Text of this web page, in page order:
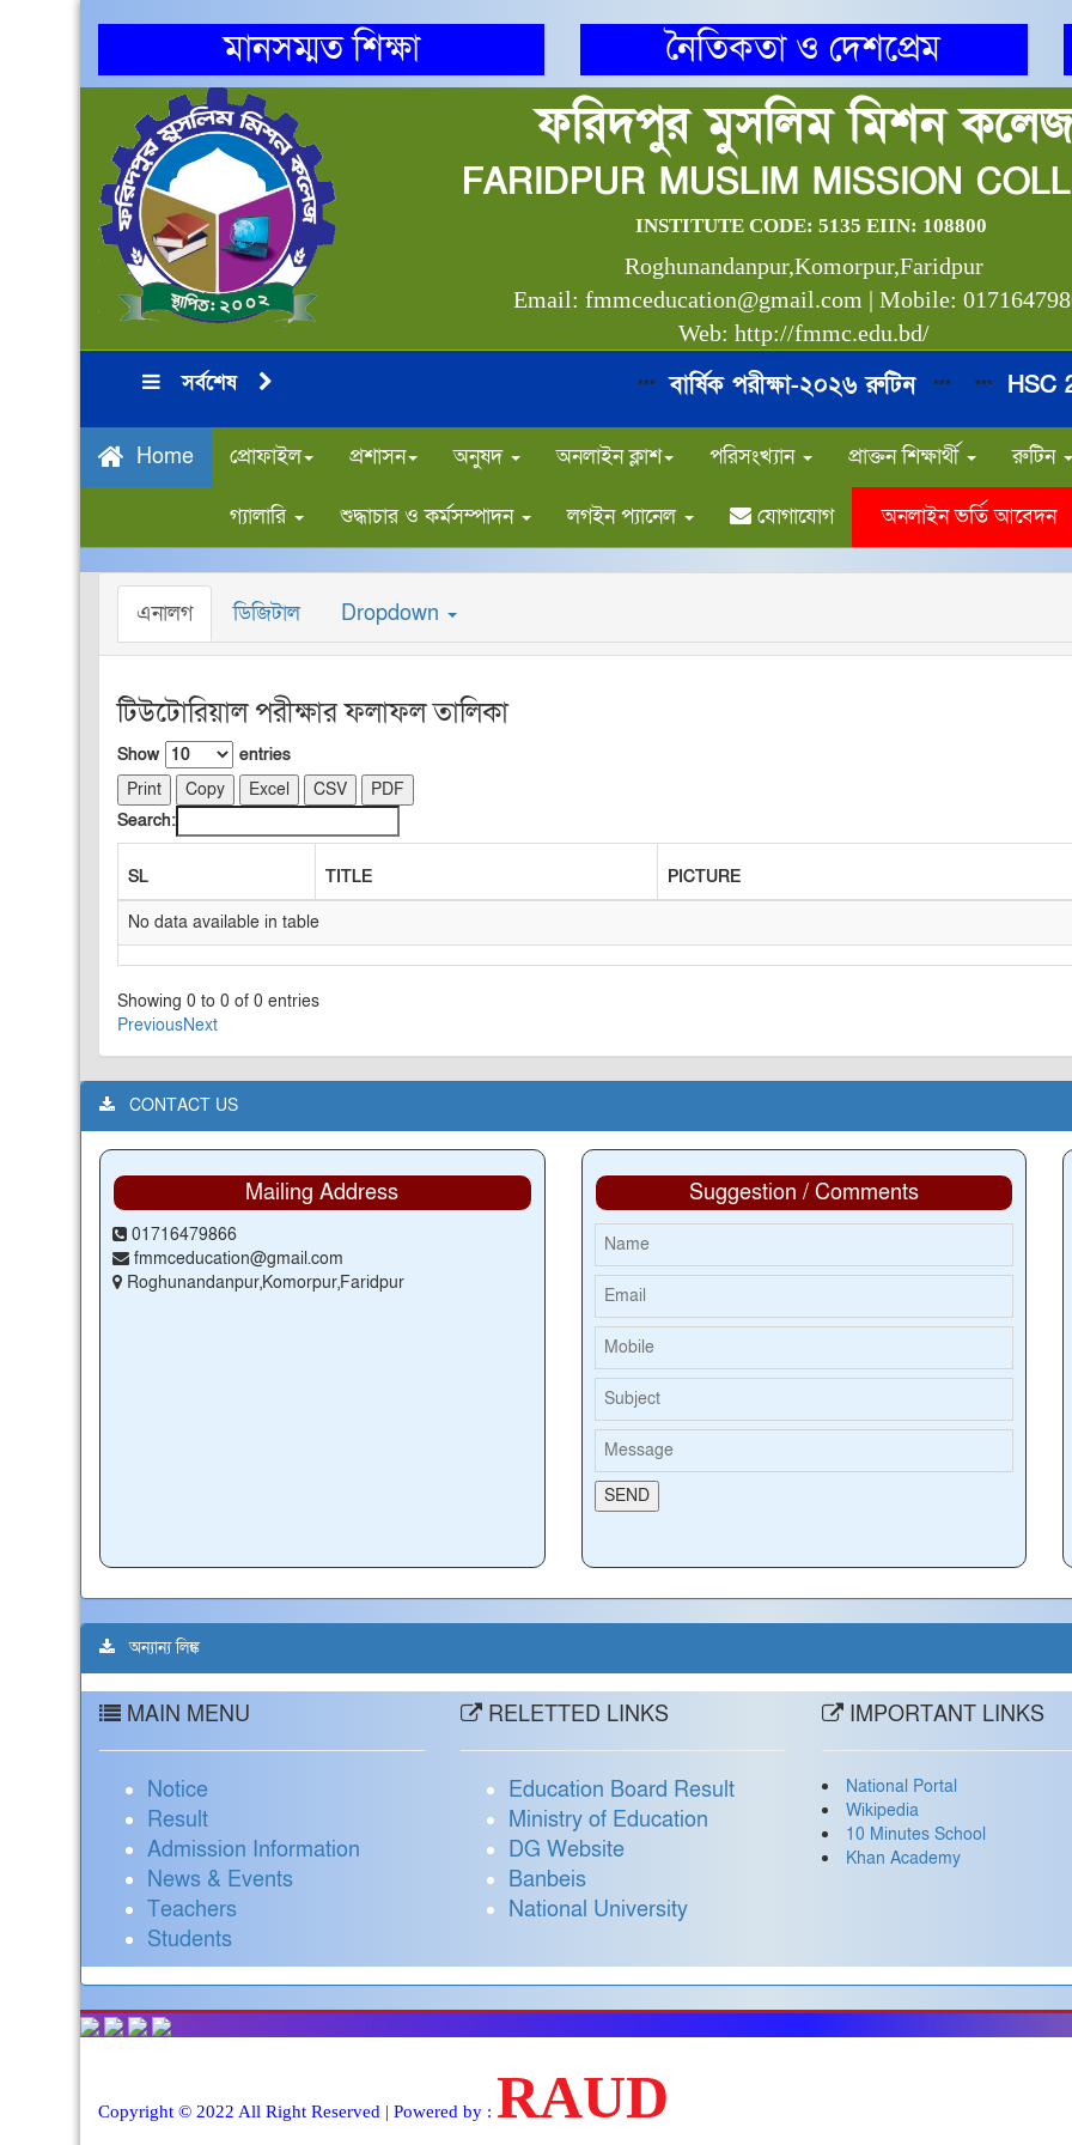
মানসম্মত শিক্ষা নৈতিকতা ও দেশপ্রেম
ফরিদপুর মুসলিম মিশন কলেজ
FARIDPUR MUSLIM MISSION
INSTITUTE CODE: 5135 EIIN: 108800
Roghunandanpur,Komorpur,Faridpur
Email: fmmceducation@gmail.com | Mobile:
Web: http://fmmc.edu.bd/
সর্বশেষ বার্ষিক পরীক্ষা-২০২৬ রুটিন*** *** HSC
Home প্রোফাইল প্রশাসন অনুষদ অনলাইন ক্লাশ পরিসংখ্যান প্রাক্তন শিক্ষার্থী রুটিন
গ্যালারি শুদ্ধাচার ও কর্মসম্পাদন লগইন প্যানেল যোগাযোগ অনলাইন ভর্তি আবেদন
এনালগ ডিজিটাল Dropdown
টিউটোরিয়াল পরীক্ষার ফলাফল তালিকা
Show
entries
Print
Copy Excel CSV
PDF
Search:
SL TITLE PICTURE
No data available in table
Showing 0 to 0 of 0 entries
PreviousNext
CONTACT US
Mailing Address
01716479866
fmmceducation@gmail.com
Roghunandanpur,Komorpur,Faridpur
Suggestion / Comments
অন্যান্য লিঙ্ক
MAIN MENU
Notice
Result
Admission Information
News & Events
Teachers
Students
RELETTED LINKS
Education Board Result
Ministry of Education
DG Website
Banbeis
National University
IMPORTANT LINKS
National Portal
Wikipedia
10 Minutes School
Khan Academy
Copyright © 2022 All Right Reserved | Powered by : RAUD